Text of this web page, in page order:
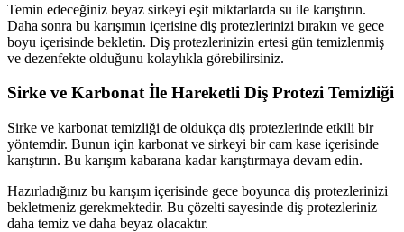
Temin edeceğiniz beyaz sirkeyi eşit miktarlarda su ile karıştırın.
Daha sonra bu karışımın içerisine diş protezlerinizi bırakın ve gece
boyu içerisinde bekletin. Diş protezlerinizin ertesi gün temizlenmiş
ve dezenfekte olduğunu kolaylıkla görebilirsiniz.
Sirke ve Karbonat İle Hareketli Diş Protezi Temizliği
Sirke ve karbonat temizliği de oldukça diş protezlerinde etkili bir
yöntemdir. Bunun için karbonat ve sirkeyi bir cam kase içerisinde
karıştırın. Bu karışım kabarana kadar karıştırmaya devam edin.
Hazırladığınız bu karışım içerisinde gece boyunca diş protezlerinizi
bekletmeniz gerekmektedir. Bu çözelti sayesinde diş protezleriniz
daha temiz ve daha beyaz olacaktır.